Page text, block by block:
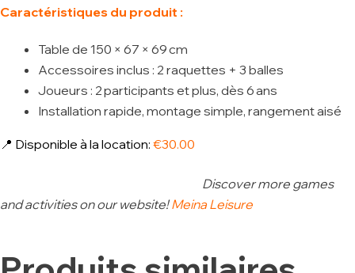
Caractéristiques du produit :
Table de 150 × 67 × 69 cm
Accessoires inclus : 2 raquettes + 3 balles
Joueurs : 2 participants et plus, dès 6 ans
Installation rapide, montage simple, rangement aisé
📍 Disponible à la location: €30.00
Discover more games
and activities on our website!Meina Leisure